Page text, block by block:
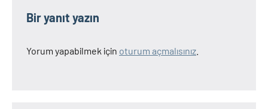
Bir yanıt yazın
Yorum yapabilmek için oturum açmalısınız